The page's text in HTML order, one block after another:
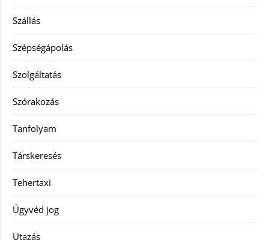
Szállás
Szépségápolás
Szolgáltatás
Szórakozás
Tanfolyam
Társkeresés
Tehertaxi
Ügyvéd jog
Utazás